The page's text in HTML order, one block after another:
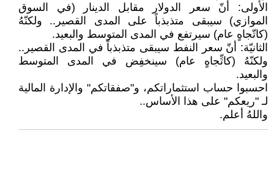
الأولى: أنّ سعر الدولار مقابل الدينار (في السوق
الموازي) سيبقى متذبذباً على المدى القصير.. ولكنّهُ
(كاتّجاهٍ عام) سيرتفع في المدى المتوسط والبعيد.
الثانيّة: أنّ سعر النفط سيبقى متذبذباً في المدى القصير..
ولكنّهُ (كاتِّجاهٍ عام) سينخفِض في المدى المتوسط
والبعيد.
احسبوا حساب استثماراتكم، و"صفقاتكم" والإدارة المالية
لـ "ريعكم" على هذا الأساس..
واللهُ أعلم.